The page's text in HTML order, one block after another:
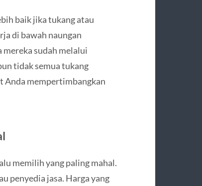
baik jika tukang atau
di bawah naungan
sudah melalui
tidak semua tukang
Anda mempertimbangkan
memilih yang paling mahal.
penyedia jasa. Harga yang